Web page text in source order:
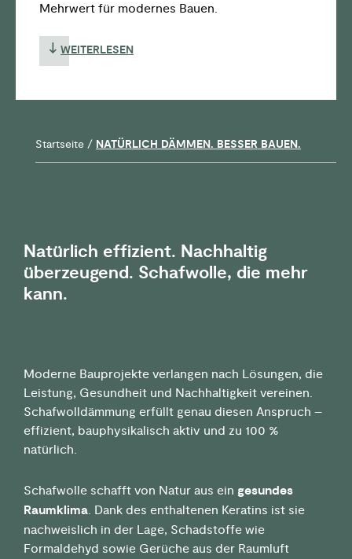
Mehrwert für modernes Bauen.
WEITERLESEN
Startseite / NATÜRLICH DÄMMEN. BESSER BAUEN.
Natürlich effizient. Nachhaltig
überzeugend. Schafwolle, die mehr
kann.
Moderne Bauprojekte verlangen nach Lösungen, die
Leistung, Gesundheit und Nachhaltigkeit vereinen.
Schafwolldämmung erfüllt genau diesen Anspruch –
effizient, bauphysikalisch aktiv und zu 100 %
natürlich.
Schafwolle schafft von Natur aus ein gesundes
Raumklima. Dank des enthaltenen Keratins ist sie
nachweislich in der Lage, Schadstoffe wie
Formaldehyd sowie Gerüche aus der Raumluft